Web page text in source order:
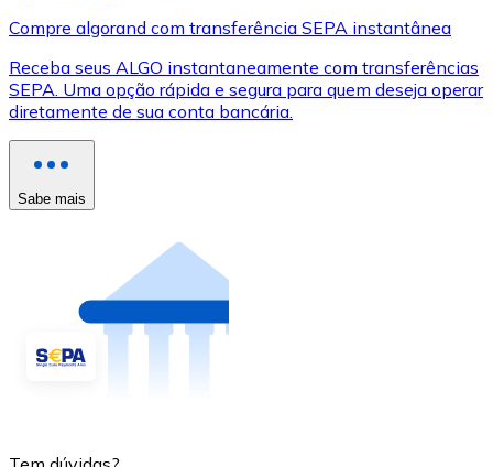
Compre algorand com transferência SEPA instantânea
Receba seus ALGO instantaneamente com transferências
SEPA. Uma opção rápida e segura para quem deseja operar
diretamente de sua conta bancária.
Sabe mais